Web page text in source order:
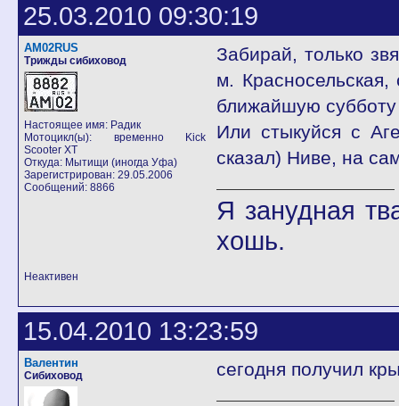
25.03.2010 09:30:19
AM02RUS
Трижды сибиховод
Настоящее имя: Радик
Мотоцикл(ы): временно Kick
Scooter XT
Откуда: Мытищи (иногда Уфа)
Зарегистрирован: 29.05.2006
Сообщений: 8866
Забирай, только
м.
ближайшую
Или стыкуйся с
сказал) Ниве, на
Я занудная
хошь.
Неактивен
15.04.2010 13:23:59
Валентин
Сибиховод сегодня получил